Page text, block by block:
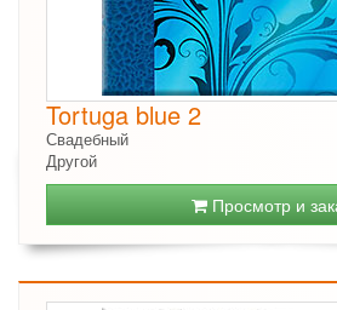
Tortuga blue 2
Свадебный
Другой
Просмотр и